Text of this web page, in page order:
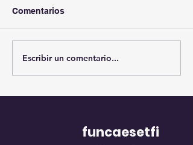
Curso de Comando de
Incidentes SCI/100
Comentarios
Escribir un comentario...
funcaesetfi